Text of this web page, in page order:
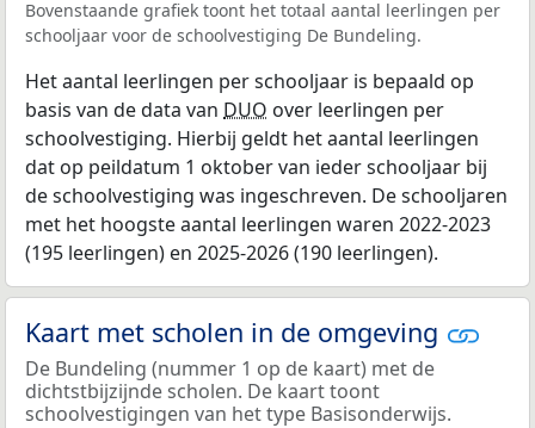
Bovenstaande grafiek toont het totaal aantal leerlingen per
schooljaar voor de schoolvestiging De Bundeling.
Het aantal leerlingen per schooljaar is bepaald op
basis van de data van DUO over leerlingen per
schoolvestiging. Hierbij geldt het aantal leerlingen
dat op peildatum 1 oktober van ieder schooljaar bij
de schoolvestiging was ingeschreven. De schooljaren
met het hoogste aantal leerlingen waren 2022-2023
(195 leerlingen) en 2025-2026 (190 leerlingen).
Kaart met scholen in de omgeving
De Bundeling (nummer 1 op de kaart) met de
dichtstbijzijnde scholen. De kaart toont
schoolvestigingen van het type Basisonderwijs.